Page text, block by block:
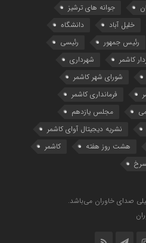
جوانه های ترشیز
خلیل آباد
دانشگاه
رئیس جمهور
رئیسی
کاشمر
شهرداری
شورای شهر کاشمر
فرمانداری کاشمر
مجلس یازدهم
نشریه دیجیتال آوای کاشمر
هشت روز هفته
کاشمر
صدای خاوران می‌باشد.